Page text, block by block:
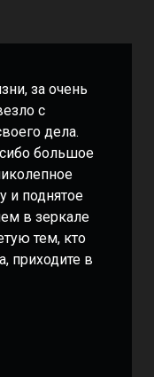
за очень
с
дела.
большое
и поднятое
в зеркале
тем, кто
приходите в